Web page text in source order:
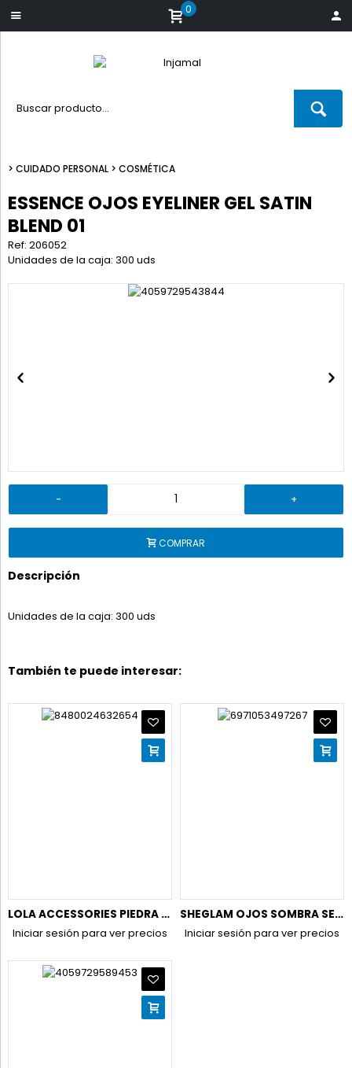
0
> CUIDADO PERSONAL > COSMÉTICA
ESSENCE OJOS EYELINER GEL SATIN
BLEND 01
Ref: 206052
Unidades de la caja: 300 uds
- +
COMPRAR
Descripción
Unidades de la caja: 300 uds
También te puede interesar:
LOLA ACCESSORIES PIEDRA POMEZ VIDRIO C PE-PP
Iniciar sesión para ver precios
SHEGLAM OJOS SOMBRA SET 8 TONOS JAZY JIGSAW HUED IN NUDE S6
Iniciar sesión para ver precios